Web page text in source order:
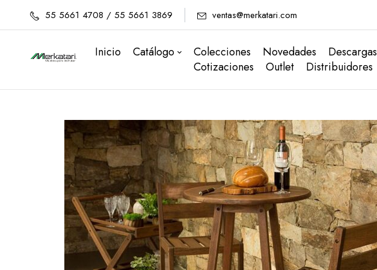
55 5661 4708 / 55 5661 3869 ventas@merkatari.com
Inicio Catálogo Colecciones Novedades
Descargas
Cotizaciones
Outlet Distribuidores